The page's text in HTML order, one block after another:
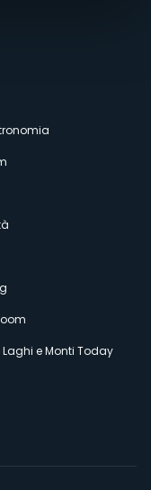
e Monti Today